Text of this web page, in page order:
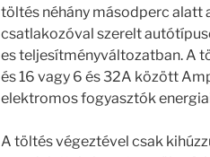
töltés néhány másodperc alatt
csatlakozóval szerelt
es teljesítményváltozatban. A
és 16 vagy 6 és 32A között
elektromos fogyasztók
A töltés végeztével csak